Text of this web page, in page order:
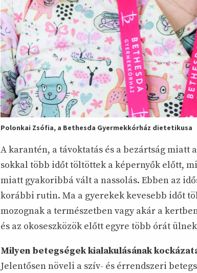
Polonkai Zsófia, a Bethesda Gyermekkórház dietetikusa
A karantén, a távoktatás és a bezártság miatt
sokkal több időt töltöttek a képernyők előtt,
miatt gyakoribbá vált a nassolás. Ebben az
korábbi rutin. Ma a gyerekek kevesebb időt
mozognak a természetben vagy akár a
és az okoseszközök előtt egyre több órát
Milyen betegségek kialakulásának
Jelentősen növeli a szív- és érrendszeri